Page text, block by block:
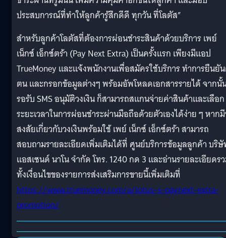
ประสบการณ์ที่ทำให้ลูกค้ารู้สึกดีดี ทุกวัน ที่โลตัส”
สำหรับลูกค้าโลตัสที่ต้องการผ่อนชำระสินค้าด้วยบริการ เพย์
เน็กซ์ เอ็กซ์ตร้า (Pay Next Extra) เป็นครั้งแรก เพียงมีแอป
TrueMoney และแจ้งพนักงานเพื่อสมัครใช้บริการ ทำการยืนยั
ตน และกรอกข้อมูลต่างๆ พร้อมอัพโหลดเอกสารรายได้ จากนั้
รอรับ SMS อนุมัติวงเงิน ก็สามารถสแกนจ่ายค่าสินค้าและเลือก
ระยะเวลาในการผ่อนชำระผ่านมือถือด้วยตัวเองได้ง่าย ๆ หาก
สงสัยเกี่ยวกับวงเงินพร้อมใช้ เพย์ เน็กซ์ เอ็กซ์ตร้า สามารถ
สอบถามรายละเอียดเพิ่มเติมได้ที่ ศูนย์บริการข้อมูลลูกค้า บริ
แอสเซนด์ นาโน จำกัด โทร. 1240 กด 3 และอ่านรายละเอียดร
ทั้งเงื่อนไขของรายการส่งเสริมการขายนี้เพิ่มเติมที่
https://www.truemoney.com/a/lotus-s-paynext-extra-
promotion/